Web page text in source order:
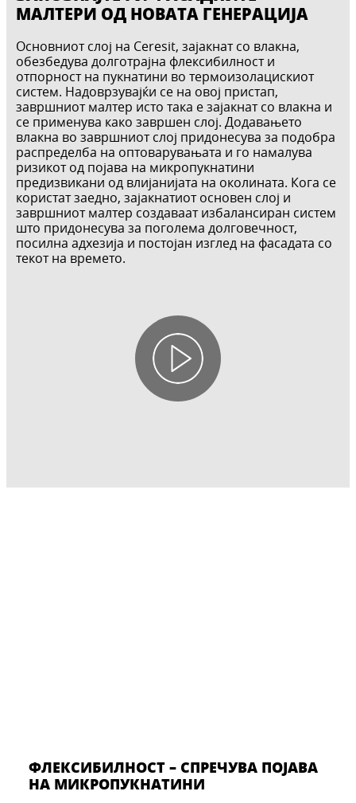
МАЛТЕРИ ОД НОВАТА ГЕНЕРАЦИЈА
Основниот слој на Ceresit, зајакнат со влакна,
обезбедува долготрајна флексибилност и
отпорност на пукнатини во термоизолацискиот
систем. Надоврзувајќи се на овој пристап,
завршниот малтер исто така е зајакнат со влакна и
се применува како завршен слој. Додавањето
влакна во завршниот слој придонесува за подобра
распределба на оптоварувањата и го намалува
ризикот од појава на микропукнатини
предизвикани од влијанијата на околината. Кога се
користат заедно, зајакнатиот основен слој и
завршниот малтер создаваат избалансиран систем
што придонесува за поголема долговечност,
посилна адхезија и постојан изглед на фасадата со
текот на времето.
ФЛЕКСИБИЛНОСТ – СПРЕЧУВА ПОЈАВА
НА МИКРОПУКНАТИНИ